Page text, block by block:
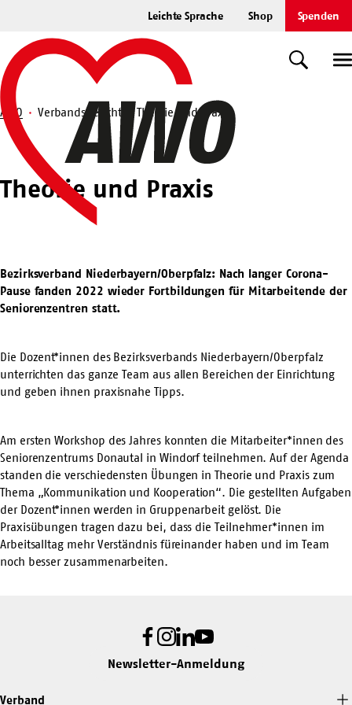
springen
Leichte Sprache Shop Spenden
Startseite
Suche
Suche
AWO Verbandsbericht Theorie und Praxis
Theorie und Praxis
Bezirksverband Niederbayern/Oberpfalz: Nach langer Corona-
Pause fanden 2022 wieder Fortbildungen für Mitarbeitende der
Seniorenzentren statt.
Die Dozent*innen des Bezirksverbands Niederbayern/Oberpfalz
unterrichten das ganze Team aus allen Bereichen der Einrichtung
und geben ihnen praxisnahe Tipps.
Am ersten Workshop des Jahres konnten die Mitarbeiter*innen des
Seniorenzentrums Donautal in Windorf teilnehmen. Auf der Agenda
standen die verschiedensten Übungen in Theorie und Praxis zum
Thema „Kommunikation und Kooperation“. Die gestellten Aufgaben
der Dozent*innen werden in Gruppenarbeit gelöst. Die
Praxisübungen tragen dazu bei, dass die Teilnehmer*innen im
Arbeitsalltag mehr Verständnis füreinander haben und im Team
noch besser zusammenarbeiten.
Facebook
Instagram
LinkedIn
Youtube
Newsletter-Anmeldung
Verband